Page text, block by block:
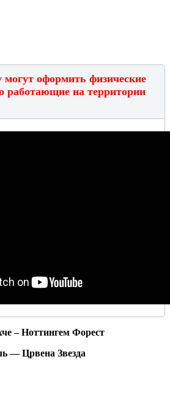
оформить физические
работающие на территории
– Ноттингем Форест
— Црвена Звезда